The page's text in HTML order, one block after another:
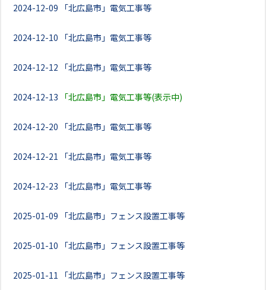
2024-12-09 「北広島市」電気工事等
2024-12-10 「北広島市」電気工事等
2024-12-12 「北広島市」電気工事等
2024-12-13 「北広島市」電気工事等(表示中)
2024-12-20 「北広島市」電気工事等
2024-12-21 「北広島市」電気工事等
2024-12-23 「北広島市」電気工事等
2025-01-09 「北広島市」フェンス設置工事等
2025-01-10 「北広島市」フェンス設置工事等
2025-01-11 「北広島市」フェンス設置工事等